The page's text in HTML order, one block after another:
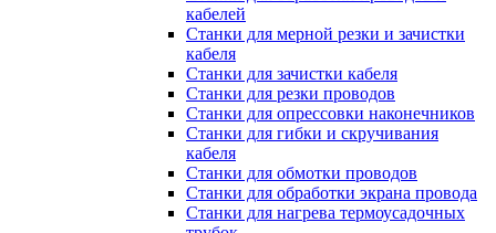
кабелей
Станки для мерной резки и зачистки
кабеля
Станки для зачистки кабеля
Станки для резки проводов
Станки для опрессовки наконечников
Станки для гибки и скручивания
кабеля
Станки для обмотки проводов
Станки для обработки экрана провода
Станки для нагрева термоусадочных